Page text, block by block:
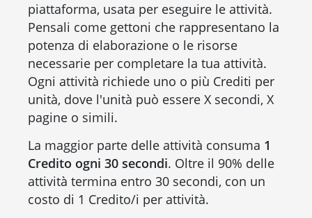
piattaforma, usata per eseguire le attività.
Pensali come gettoni che rappresentano la
potenza di elaborazione o le risorse
necessarie per completare la tua attività.
Ogni attività richiede uno o più Crediti per
unità, dove l'unità può essere X secondi, X
pagine o simili.
La maggior parte delle attività consuma 1
Credito ogni 30 secondi. Oltre il 90% delle
attività termina entro 30 secondi, con un
costo di 1 Credito/i per attività.